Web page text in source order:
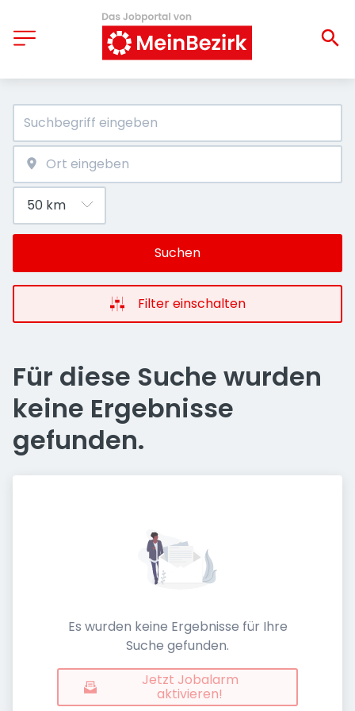
Suchen
Filter einschalten
Für diese Suche wurden
keine Ergebnisse
gefunden.
Es wurden keine Ergebnisse für Ihre
Suche gefunden.
Jetzt Jobalarm
aktivieren!